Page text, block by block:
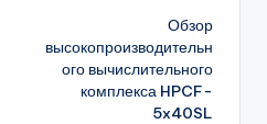
Обзор
высокопроизводительн
ого вычислительного
комплекса HPCF-
5x40SL